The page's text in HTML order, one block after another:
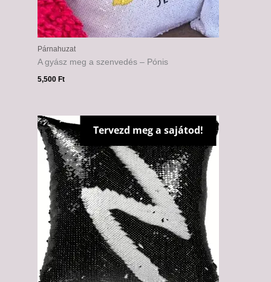
Párnahuzat
A gyász meg a szenvedés – Pónis
5,500Ft
Tervezd meg a sajátod!